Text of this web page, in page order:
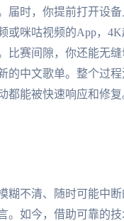
届时，你提前打开设
或咪咕视频的App，
比赛间隙，你还能无
的中文歌单。整个过
都能被快速响应和修
糊不清、随时可能中
。如今，借助可靠的